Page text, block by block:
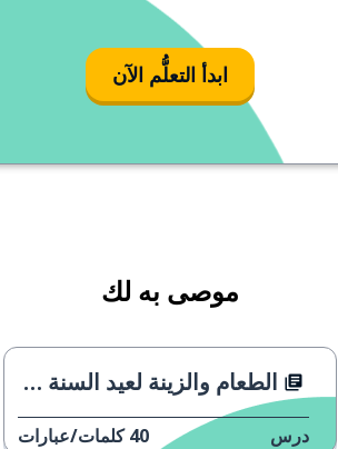
ابدأ التعلُّم الآن
موصى به لك
الطعام والزينة لعيد السنة القمرية
درس 40 كلمات/عبارات